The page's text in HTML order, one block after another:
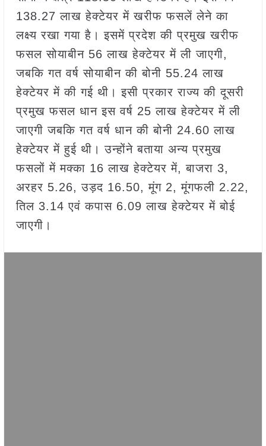
138.27 लाख हेक्टेयर में खरीफ फसलें लेने का
लक्ष्य रखा गया है। इसमें प्रदेश की प्रमुख खरीफ
फसल सोयाबीन 56 लाख हेक्टेयर में ली जाएगी,
जबकि गत वर्ष सोयाबीन की बोनी 55.24 लाख
हेक्टेयर में की गई थी। इसी प्रकार राज्य की दूसरी
प्रमुख फसल धान इस वर्ष 25 लाख हेक्टेयर में ली
जाएगी जबकि गत वर्ष धान की बोनी 24.60 लाख
हेक्टेयर में हुई थी। उन्होंने बताया अन्य प्रमुख
फसलों में मक्का 16 लाख हेक्टेयर में, बाजरा 3,
अरहर 5.26, उड़द 16.50, मूंग 2, मूंगफली 2.22,
तिल 3.14 एवं कपास 6.09 लाख हेक्टेयर में बोई
जाएगी।